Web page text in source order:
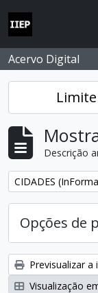
Skip to main content
Acervo Digital
Descrição
Remover filtro:
CIDADES
Opções de
Previsualizar a
Visualização